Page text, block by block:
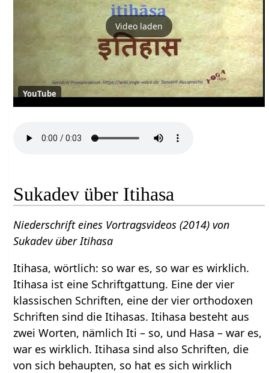
Video laden
YouTube
Sukadev über Itihasa
Niederschrift eines Vortragsvideos (2014) von
Sukadev über Itihasa
Itihasa, wörtlich: so war es, so war es wirklich.
Itihasa ist eine Schriftgattung. Eine der vier
klassischen Schriften, eine der vier orthodoxen
Schriften sind die Itihasas. Itihasa besteht aus
zwei Worten, nämlich Iti – so, und Hasa – war es,
war es wirklich. Itihasa sind also Schriften, die
von sich behaupten, so hat es sich wirklich